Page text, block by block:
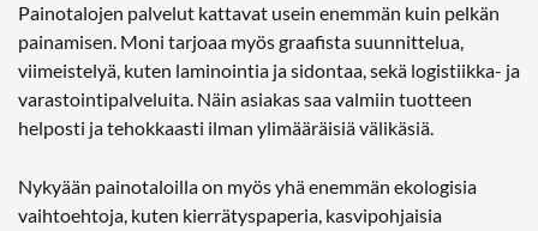
Painotalojen palvelut kattavat usein enemmän kuin pelkän
painamisen. Moni tarjoaa myös graafista suunnittelua,
viimeistelyä, kuten laminointia ja sidontaa, sekä logistiikka- ja
varastointipalveluita. Näin asiakas saa valmiin tuotteen
helposti ja tehokkaasti ilman ylimääräisiä välikäsiä.
Nykyään painotaloilla on myös yhä enemmän ekologisia
vaihtoehtoja, kuten kierrätyspaperia, kasvipohjaisia